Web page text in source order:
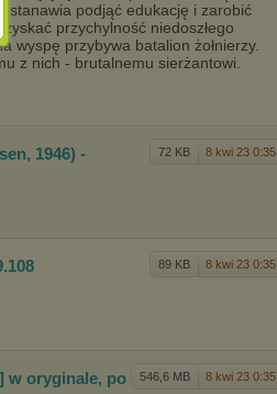
podjąć edukację i zarobić
przychylność niedoszłego
wyspę przybywa batalion żołnierzy.
z nich - brutalnemu sierżantowi.
72 KB 8 kwi 23 0:35
1946) -
89 KB 8 kwi 23 0:35
546,6 MB 8 kwi 23 0:35
w oryginale, po